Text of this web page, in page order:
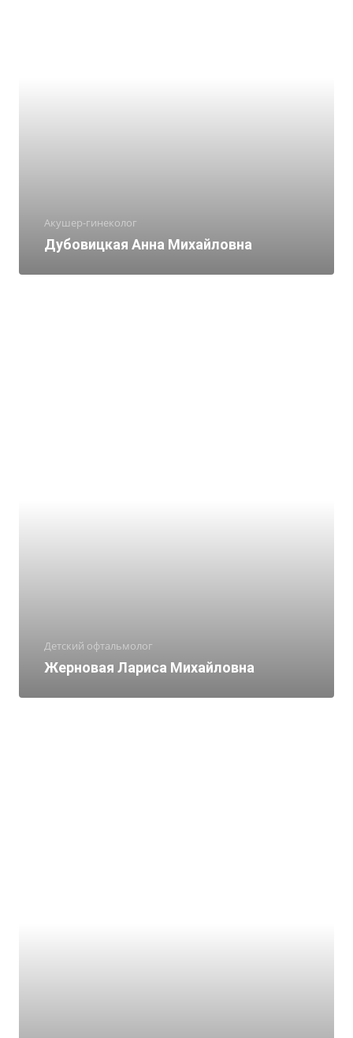
Акушер-гинеколог
Дубовицкая Анна Михайловна
Детский офтальмолог
Жерновая Лариса Михайловна